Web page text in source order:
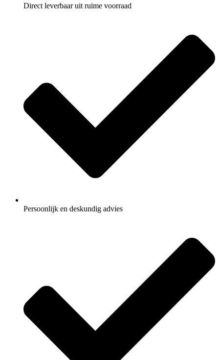
Direct leverbaar uit ruime voorraad
Persoonlijk en deskundig advies